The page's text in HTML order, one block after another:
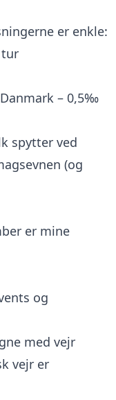
er enkle:
– 0,5‰
spytter ved
(og
er mine
og
med vejr
vejr er